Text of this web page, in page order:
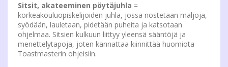
Sitsit, akateeminen pöytäjuhla =
korkeakouluopiskelijoiden juhla, jossa nostetaan maljoja,
syödään, lauletaan, pidetään puheita ja katsotaan
ohjelmaa. Sitsien kulkuun liittyy yleensä sääntöjä ja
menettelytapoja, joten kannattaa kiinnittää huomiota
Toastmasterin ohjeisiin.